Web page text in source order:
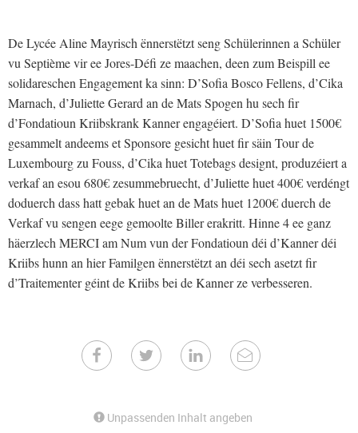
De Lycée Aline Mayrisch ënnerstëtzt seng Schülerinnen a Schüler
vu Septième vir ee Jores-Défi ze maachen, deen zum Beispill ee
solidareschen Engagement ka sinn: D’Sofia Bosco Fellens, d’Cika
Marnach, d’Juliette Gerard an de Mats Spogen hu sech fir
d’Fondatioun Kriibskrank Kanner engagéiert. D’Sofia huet 1500€
gesammelt andeems et Sponsore gesicht huet fir säin Tour de
Luxembourg zu Fouss, d’Cika huet Totebags designt, produzéiert a
verkaf an esou 680€ zesummebruecht, d’Juliette huet 400€ verdéngt
doduerch dass hatt gebak huet an de Mats huet 1200€ duerch de
Verkaf vu sengen eege gemoolte Biller erakritt. Hinne 4 ee ganz
häerzlech MERCI am Num vun der Fondatioun déi d’Kanner déi
Kriibs hunn an hier Familgen ënnerstëtzt an déi sech asetzt fir
d’Traitementer géint de Kriibs bei de Kanner ze verbesseren.
Unpassenden Inhalt angeben